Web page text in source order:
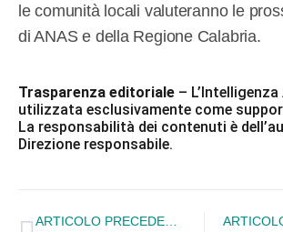
le comunità locali valuteranno le
di ANAS e della Regione Calabria.
Trasparenza editoriale –
utilizzata esclusivamente come
La responsabilità dei contenuti è
Direzione responsabile.